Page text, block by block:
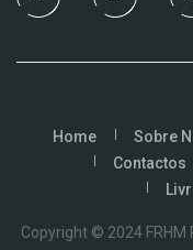
Home Sobre
Contactos
Copyright © 2024 FRHM